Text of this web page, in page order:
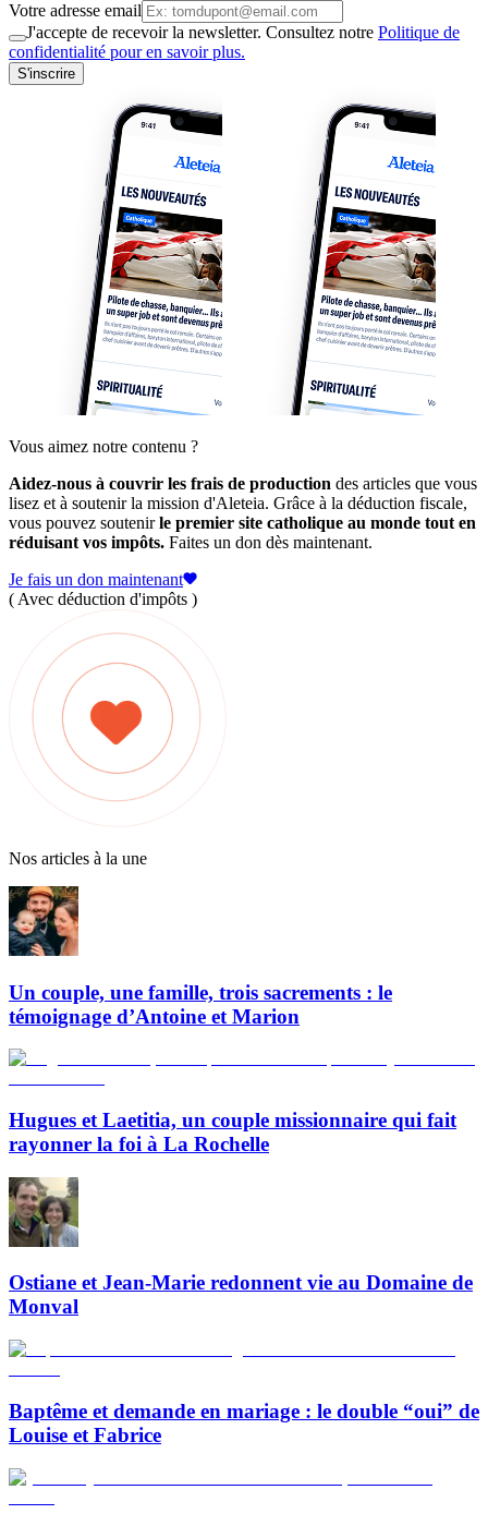
Votre adresse email
J'accepte de recevoir la newsletter. Consultez notre Politique de
confidentialité pour en savoir plus.
S'inscrire
Vous aimez notre contenu ?
Aidez-nous à couvrir les frais de production des articles que vous
lisez et à soutenir la mission d'Aleteia. Grâce à la déduction fiscale,
vous pouvez soutenirle premier site catholique au monde tout en
réduisant vos impôts. Faites un don dès maintenant.
Je fais un don maintenant
( Avec déduction d'impôts )
Nos articles à la une
Un couple, une famille, trois sacrements : le
témoignage d’Antoine et Marion
Hugues et Laetitia, un couple missionnaire qui fait
rayonner la foi à La Rochelle
Ostiane et Jean-Marie redonnent vie au Domaine de
Monval
Baptême et demande en mariage : le double “oui” de
Louise et Fabrice